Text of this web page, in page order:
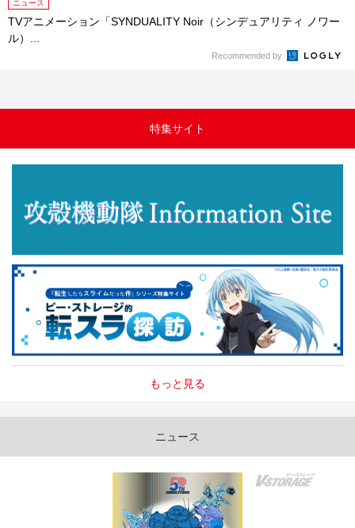
ニュース
TVアニメーション「SYNDUALITY Noir（シンデュアリティ ノワー
ル）...
Recommended by
特集サイト
もっと見る
ニュース